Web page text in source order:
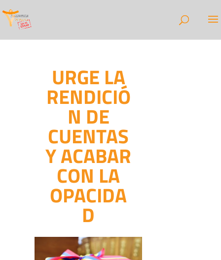
URGE LA
RENDICIÓ
N DE
CUENTAS
Y ACABAR
CON LA
OPACIDA
D